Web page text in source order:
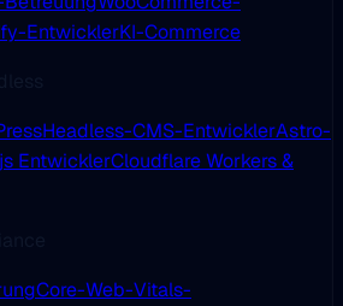
EntwicklerKI-Commerce
Headless-CMS-EntwicklerAstro-
EntwicklerCloudflare Workers &
Core-Web-Vitals-